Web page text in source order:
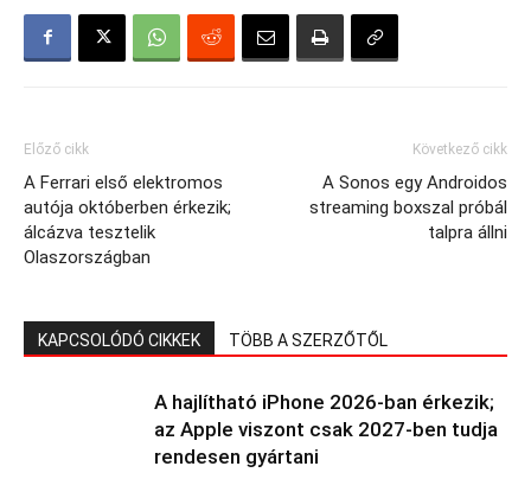
Előző cikk
A Ferrari első elektromos
autója októberben érkezik;
álcázva tesztelik
Olaszországban
Következő cikk
A Sonos egy Androidos
streaming boxszal próbál
talpra állni
KAPCSOLÓDÓ CIKKEK TÖBB A SZERZŐTŐL
A hajlítható iPhone 2026-ban érkezik;
az Apple viszont csak 2027-ben tudja
rendesen gyártani